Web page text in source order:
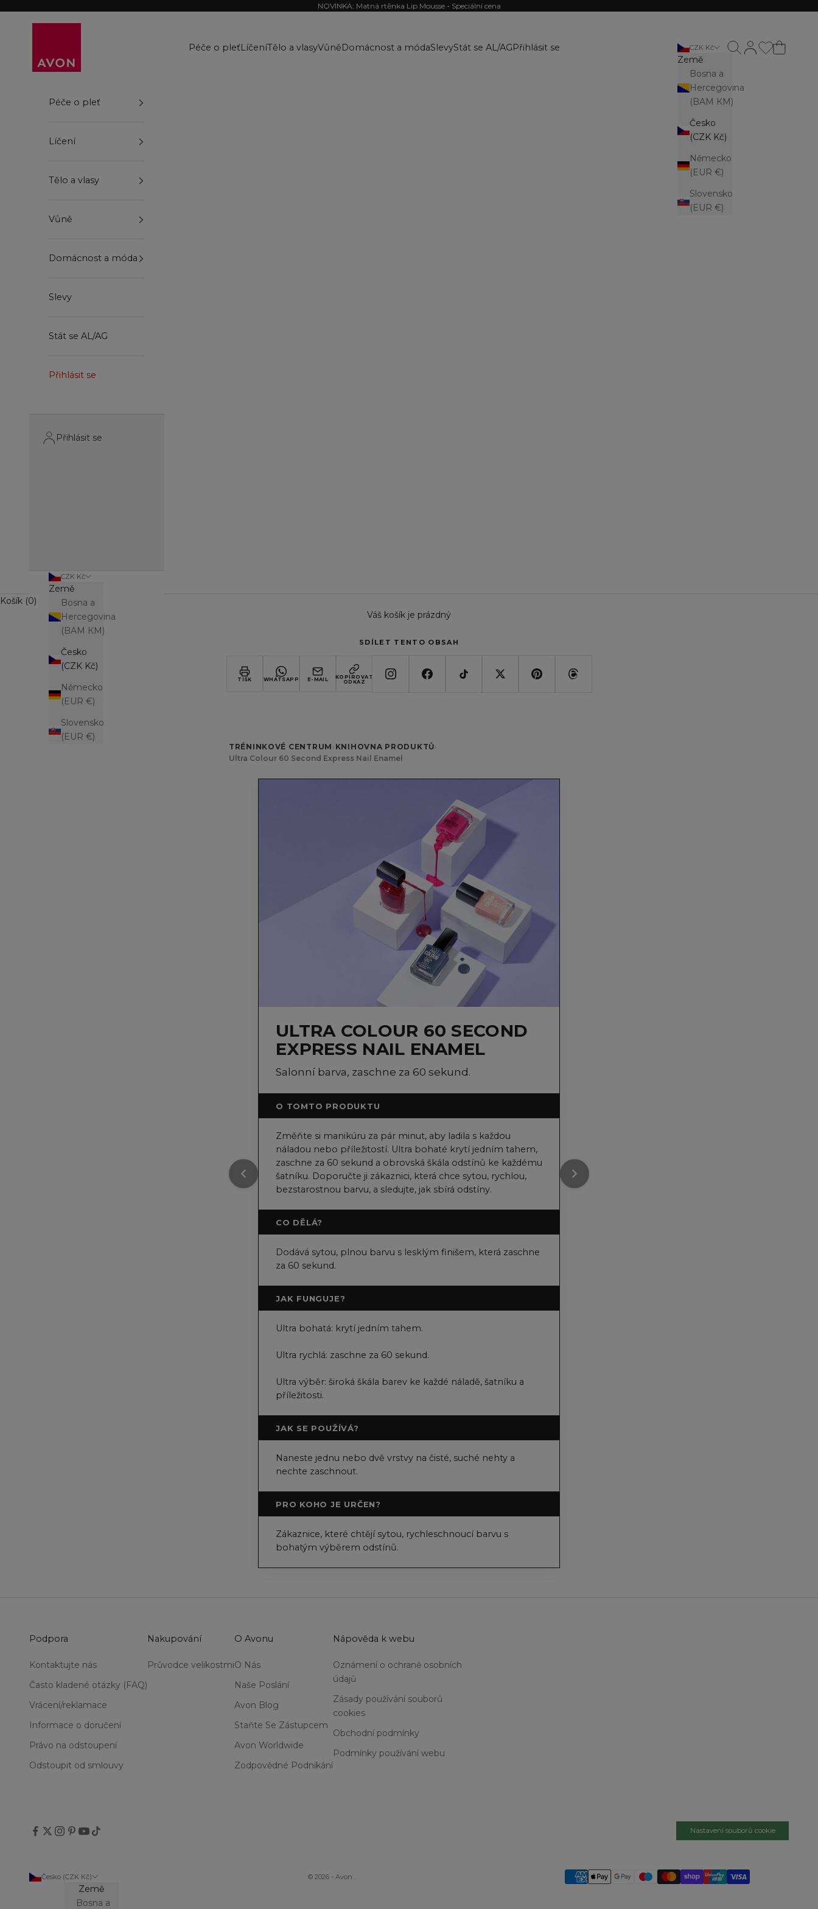
NOVINKA: Matná rtěnka Lip Mousse - Speciální cena
Péče o pleťLíčeníTělo a vlasyVůněDomácnost a módaSlevyStát se AL/AGPřihlásit se CZK Kč
Země
Bosna a
Hercegovina
(BAM КМ)
Česko
(CZK Kč)
Německo
(EUR €)
Slovensko
(EUR €)
Otevřít stránku
Otevřít vyhledávání
Péče o pleť
Líčení
Tělo a vlasy
Vůně
Domácnost a móda
Slevy
Stát se AL/AG
Přihlásit se
Přihlásit se
CZK Kč
Země
Bosna a
Hercegovina
(BAM КМ)
Česko
(CZK Kč)
Německo
(EUR €)
Slovensko
(EUR €)
Košík (0)
Váš košík je prázdný
SDÍLET TENTO OBSAH
TISK WHATSAPP E-MAIL
KOPÍROVAT
ODKAZ
TRÉNINKOVÉ CENTRUM › KNIHOVNA PRODUKTŮ›
Ultra Colour 60 Second Express Nail Enamel
ULTRA COLOUR 60 SECOND
EXPRESS NAIL ENAMEL
Salonní barva, zaschne za 60 sekund.
O TOMTO PRODUKTU
Změňte si manikúru za pár minut, aby ladila s každou
náladou nebo příležitostí. Ultra bohaté krytí jedním tahem,
zaschne za 60 sekund a obrovská škála odstínů ke každému
šatníku. Doporučte ji zákaznici, která chce sytou, rychlou,
bezstarostnou barvu, a sledujte, jak sbírá odstíny.
CO DĚLÁ?
Dodává sytou, plnou barvu s lesklým finišem, která zaschne
za 60 sekund.
JAK FUNGUJE?
Ultra bohatá: krytí jedním tahem.
Ultra rychlá: zaschne za 60 sekund.
Ultra výběr: široká škála barev ke každé náladě, šatníku a
příležitosti.
JAK SE POUŽÍVÁ?
Naneste jednu nebo dvě vrstvy na čisté, suché nehty a
nechte zaschnout.
PRO KOHO JE URČEN?
Zákaznice, které chtějí sytou, rychleschnoucí barvu s
bohatým výběrem odstínů.
Podpora
Kontaktujte nás
Často kladené otázky (FAQ)
Vrácení/reklamace
Informace o doručení
Právo na odstoupení
Odstoupit od smlouvy
Nakupování
Průvodce velikostmi
O Avonu
O Nás
Naše Poslání
Avon Blog
Staňte Se Zástupcem
Avon Worldwide
Zodpovědné Podnikání
Nápověda k webu
Oznámení o ochraně osobních
údajů
Zásady používání souborů
cookies
Obchodní podmínky
Podmínky používání webu
Nastavení souborů cookie
Česko (CZK Kč)
Země
Bosna a
© 2026 - Avon .